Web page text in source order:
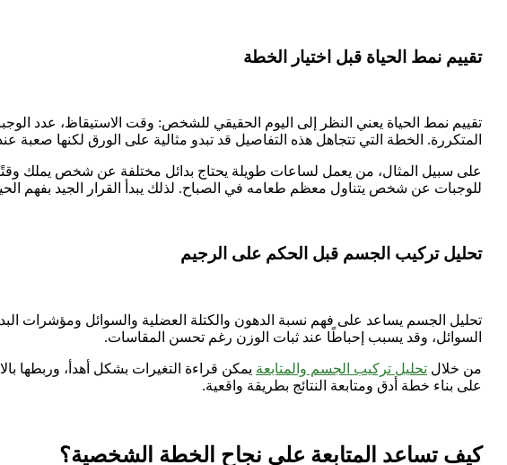
تقييم نمط الحياة قبل اختيار الخطة
تقييم نمط الحياة يعني النظر إلى اليوم الحقيقي للشخص: وقت الاستيقاظ، عدد
المتكررة. الخطة التي تتجاهل هذه التفاصيل قد تبدو مثالية على الورق لكنها صعبة
على سبيل المثال، من يعمل لساعات طويلة يحتاج بدائل مختلفة عن شخص يملك وقتًا
للوجبات عن شخص يتناول معظم طعامه في الصباح. لذلك يبدأ القرار الجيد بفهم
تحليل تركيب الجسم قبل الحكم على الرجيم
تحليل الجسم يساعد على فهم نسبة الدهون والكتلة العضلية والسوائل ومؤشرات
السوائل، وقد يسبب إحباطًا عند ثبات الوزن رغم تحسن المقاسات.
من خلال تحليل تركيب الجسم والمتابعة يمكن قراءة التغيرات بشكل أهدأ، وربطها
على بناء خطة أدق ومتابعة النتائج بطريقة واقعية.
كيف تساعد المتابعة على نجاح الخطة الشخصية؟